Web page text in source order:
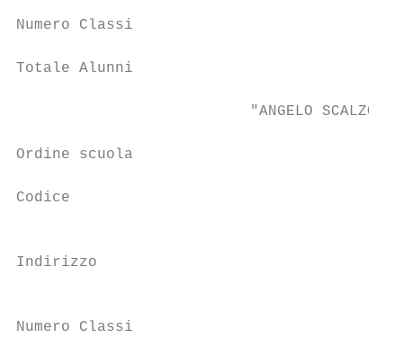
Numero Classi
Totale Alunni
"ANGELO
Ordine scuola
Codice
Indirizzo
Numero Classi